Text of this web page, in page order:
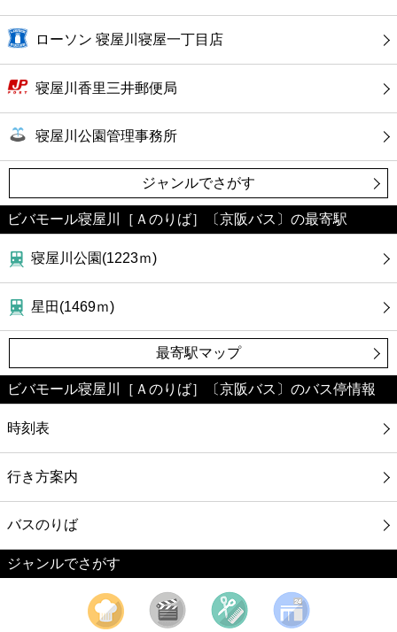
ショッピング
銀行
公共
病院
ホテル
ローソン 寝屋川寝屋一丁目店
寝屋川香里三井郵便局
寝屋川公園管理事務所
ジャンルでさがす
ビバモール寝屋川［Ａのりば］〔京阪バス〕の最寄駅
寝屋川公園(1223ｍ)
星田(1469ｍ)
最寄駅マップ
ビバモール寝屋川［Ａのりば］〔京阪バス〕のバス停情報
時刻表
行き方案内
バスのりば
ジャンルでさがす